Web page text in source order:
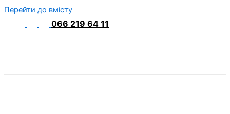
Перейти до вмісту
066 219 64 11